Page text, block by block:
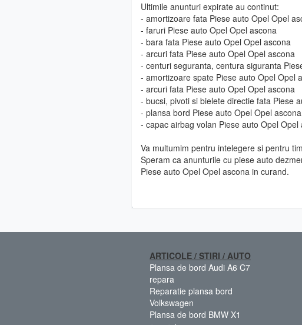
Ultimile anunturi expirate au continut:
- amortizoare fata Piese auto Opel Opel
- faruri Piese auto Opel Opel ascona
- bara fata Piese auto Opel Opel ascona
- arcuri fata Piese auto Opel Opel ascona
- centuri seguranta, centura siguranta
- amortizoare spate Piese auto Opel Opel
- arcuri fata Piese auto Opel Opel ascona
- bucsi, pivoti si bielete directie fata Piese
- plansa bord Piese auto Opel Opel ascona
- capac airbag volan Piese auto Opel Opel
Va multumim pentru intelegere si pentru
Speram ca anunturile cu piese auto
Piese auto Opel Opel ascona in curand.
ARTICOLE / STIRI / AUTO
Plansa de bord Audi A6 C7
repara
Reparatie plansa bord
Volkswagen
Plansa de bord BMW X1